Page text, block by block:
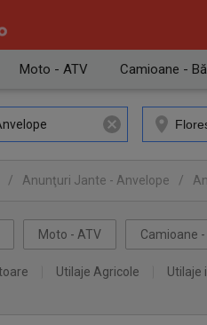
Moto - ATV Camioane -
/ Anunţuri Jante - Anvelope /
Moto - ATV Camioane -
Utilaje Agricole Utilaje